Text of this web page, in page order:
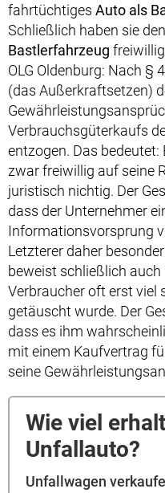
fahrtüchtiges Auto als
Schließlich haben sie
Bastlerfahrzeug
OLG Oldenburg: Nach §
(das Außerkraftsetzen)
Verbrauchsgüterkaufs
entzogen. Das
zwar freiwillig auf seine
juristisch nichtig. Der
dass der Unternehmer
Informationsvorsprung
Letzterer daher
beweist schließlich
Verbraucher oft erst viel
getäuscht wurde. Der
dass es ihm
mit einem Kaufvertrag
seine
Wie viel
Unfallauto?
Unfallwagen